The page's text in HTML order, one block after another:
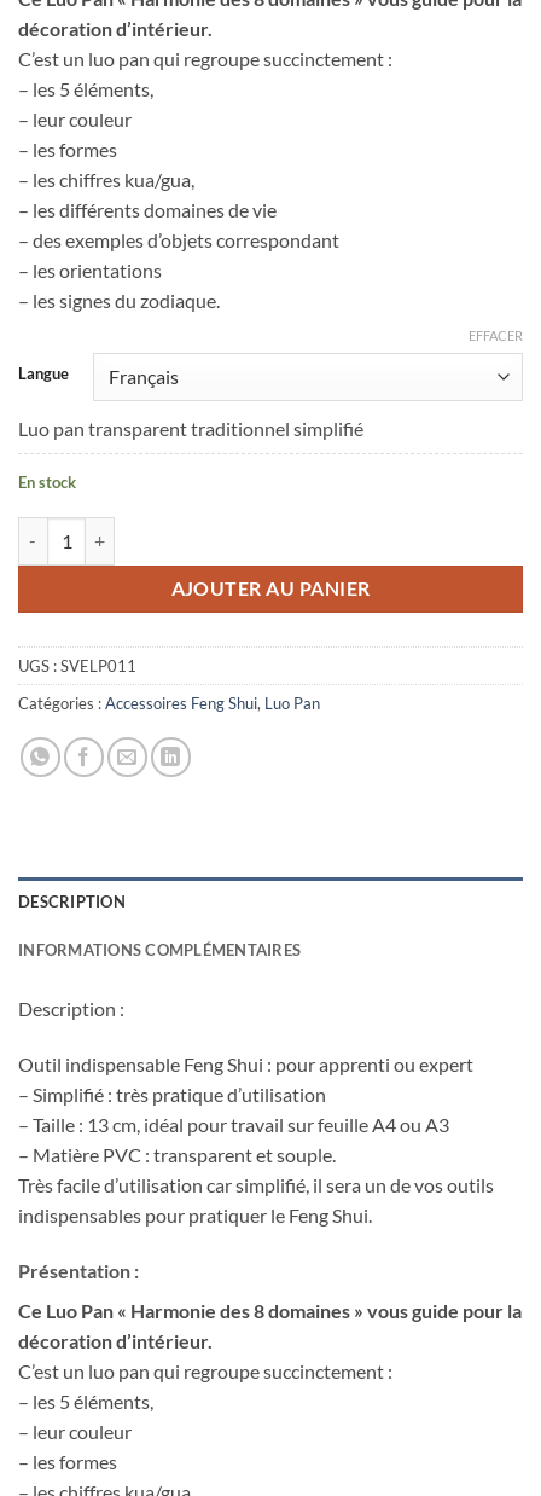
décoration d’intérieur.
C’est un luo pan qui regroupe succinctement :
– les 5 éléments,
– leur couleur
– les formes
– les chiffres kua/gua,
– les différents domaines de vie
– des exemples d’objets correspondant
– les orientations
– les signes du zodiaque.
Langue
EFFACER
Luo pan transparent traditionnel simplifié
En stock
AJOUTER AU PANIER
UGS :SVELP011
Catégories :Accessoires Feng Shui, Luo Pan
DESCRIPTION
INFORMATIONS COMPLÉMENTAIRES
Description :
Outil indispensable Feng Shui : pour apprenti ou expert
– Simplifié : très pratique d’utilisation
– Taille : 13 cm, idéal pour travail sur feuille A4 ou A3
– Matière PVC : transparent et souple.
Très facile d’utilisation car simplifié, il sera un de vos outils
indispensables pour pratiquer le Feng Shui.
Présentation :
Ce Luo Pan « Harmonie des 8 domaines » vous guide pour la
décoration d’intérieur.
C’est un luo pan qui regroupe succinctement :
– les 5 éléments,
– leur couleur
– les formes